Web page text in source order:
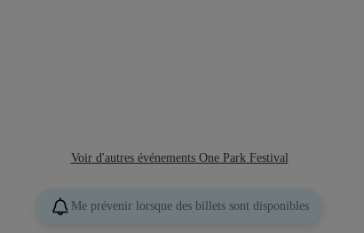
Voir d'autres événements One Park Festival
Me prévenir lorsque des billets sont disponibles